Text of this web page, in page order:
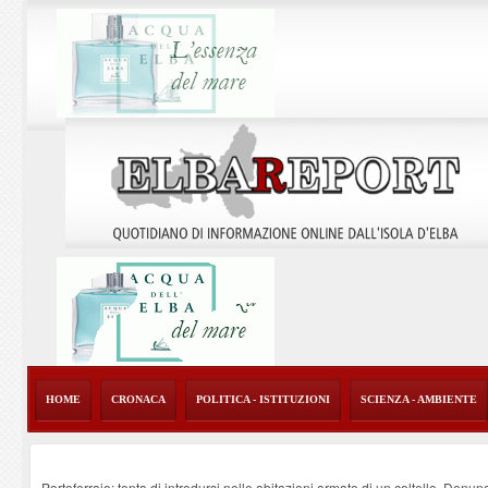
HOME CRONACA POLITICA - ISTITUZIONI SCIENZA - AMBIENTE